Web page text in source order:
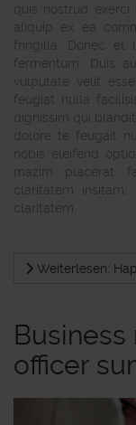
quis nostrud
aliquip ex ea
fringilla. Donec et
fermentum. Duis
vulputate velit
feugiat nulla
dignissim qui
dolore te feugait
nobis eleifend
mazim placerat
claritatem
claritatem.
Weiterlesen:
officer